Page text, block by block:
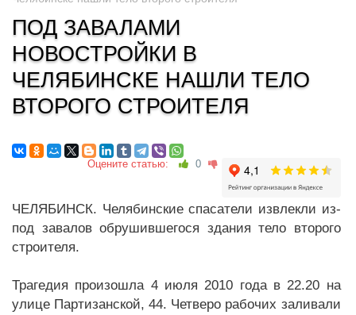
ПОД ЗАВАЛАМИ
НОВОСТРОЙКИ В
ЧЕЛЯБИНСКЕ НАШЛИ ТЕЛО
ВТОРОГО СТРОИТЕЛЯ
Оцените статью: 0
ЧЕЛЯБИНСК. Челябинские спасатели извлекли из-
под завалов обрушившегося здания тело второго
строителя.
Трагедия произошла 4 июля 2010 года в 22.20 на
улице Партизанской, 44. Четверо рабочих заливали